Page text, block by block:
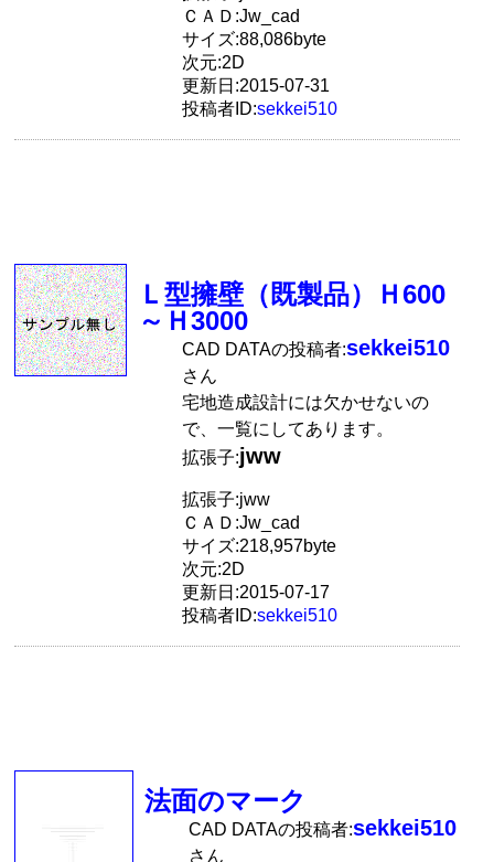
ＣＡＤ:Jw_cad
サイズ:88,086byte
次元:2D
更新日:2015-07-31
投稿者ID:sekkei510
Ｌ型擁壁（既製品）Ｈ600
～Ｈ3000
CAD DATAの投稿者:sekkei510
さん
宅地造成設計には欠かせないの
で、一覧にしてあります。
拡張子:jww
拡張子:jww
ＣＡＤ:Jw_cad
サイズ:218,957byte
次元:2D
更新日:2015-07-17
投稿者ID:sekkei510
法面のマーク
CAD DATAの投稿者:sekkei510
さん